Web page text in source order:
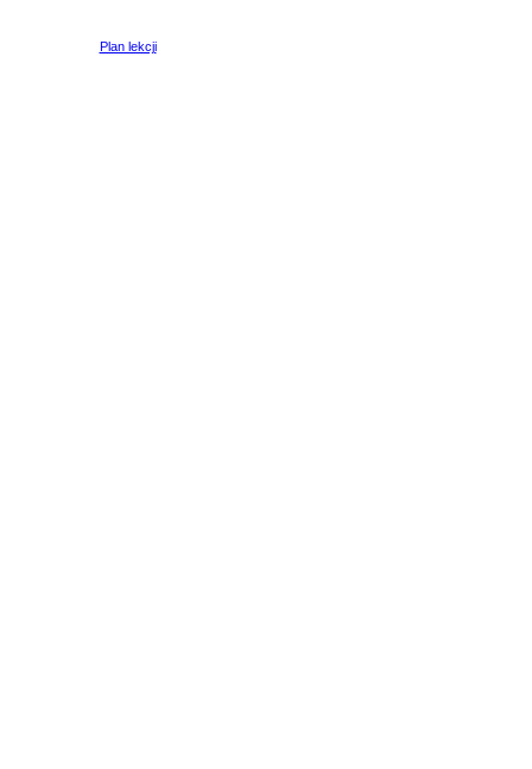
Plan lekcji